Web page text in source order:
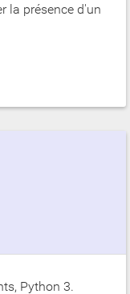
la présence d'un
Python 3.